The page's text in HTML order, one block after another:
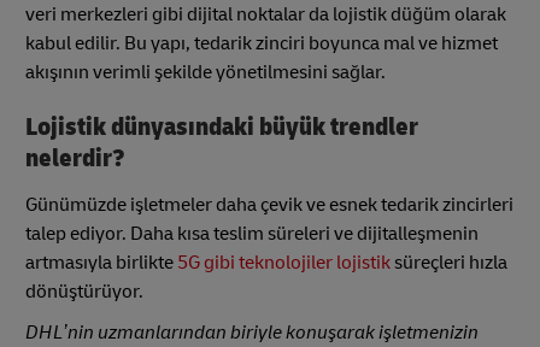
veri merkezleri gibi dijital noktalar da lojistik düğüm olarak
kabul edilir. Bu yapı, tedarik zinciri boyunca mal ve hizmet
akışının verimli şekilde yönetilmesini sağlar.
Lojistik dünyasındaki büyük trendler
nelerdir?
Günümüzde işletmeler daha çevik ve esnek tedarik zincirleri
talep ediyor. Daha kısa teslim süreleri ve dijitalleşmenin
artmasıyla birlikte 5G gibi teknolojiler lojistiksüreçleri hızla
dönüştürüyor.
DHL’nin uzmanlarından biriyle konuşarak işletmenizin